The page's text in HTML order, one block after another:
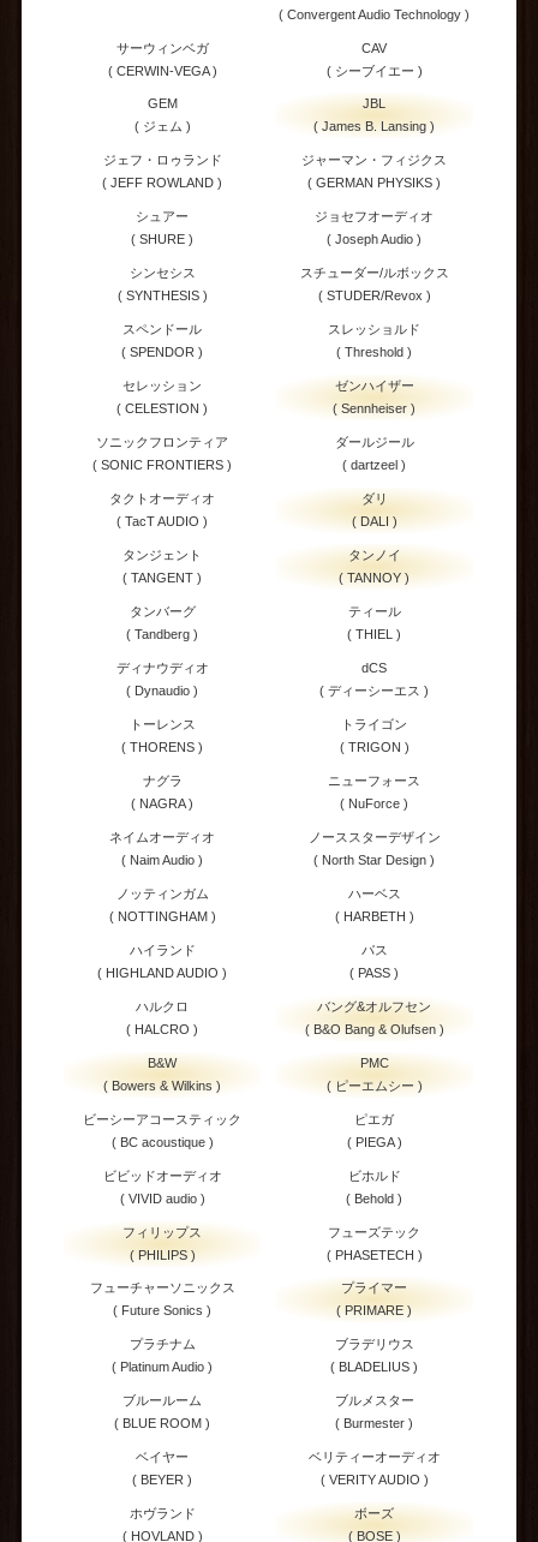
( Convergent Audio Technology )
サーウィンベガ
( CERWIN-VEGA )
CAV
( シーブイエー )
GEM
( ジェム )
JBL
( James B. Lansing )
ジェフ・ロゥランド
( JEFF ROWLAND )
ジャーマン・フィジクス
( GERMAN PHYSIKS )
シュアー
( SHURE )
ジョセフオーディオ
( Joseph Audio )
シンセシス
( SYNTHESIS )
スチューダー/ルボックス
( STUDER/Revox )
スペンドール
( SPENDOR )
スレッショルド
( Threshold )
セレッション
( CELESTION )
ゼンハイザー
( Sennheiser )
ソニックフロンティア
( SONIC FRONTIERS )
ダールジール
( dartzeel )
タクトオーディオ
( TacT AUDIO )
ダリ
( DALI )
タンジェント
( TANGENT )
タンノイ
( TANNOY )
タンバーグ
( Tandberg )
ティール
( THIEL )
ディナウディオ
( Dynaudio )
dCS
( ディーシーエス )
トーレンス
( THORENS )
トライゴン
( TRIGON )
ナグラ
( NAGRA )
ニューフォース
( NuForce )
ネイムオーディオ
( Naim Audio )
ノーススターデザイン
( North Star Design )
ノッティンガム
( NOTTINGHAM )
ハーベス
( HARBETH )
ハイランド
( HIGHLAND AUDIO )
パス
( PASS )
ハルクロ
( HALCRO )
バング&オルフセン
( B&O Bang & Olufsen )
B&W
( Bowers & Wilkins )
PMC
( ピーエムシー )
ビーシーアコースティック
( BC acoustique )
ピエガ
( PIEGA )
ビビッドオーディオ
( VIVID audio )
ビホルド
( Behold )
フィリップス
( PHILIPS )
フューズテック
( PHASETECH )
フューチャーソニックス
( Future Sonics )
プライマー
( PRIMARE )
プラチナム
( Platinum Audio )
ブラデリウス
( BLADELIUS )
ブルールーム
( BLUE ROOM )
ブルメスター
( Burmester )
ベイヤー
( BEYER )
ベリティーオーディオ
( VERITY AUDIO )
ホヴランド
( HOVLAND )
ボーズ
( BOSE )